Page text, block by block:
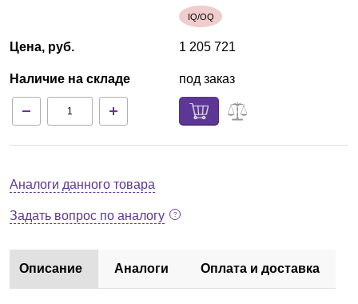
Цена, руб.
Наличие на складе
IQ/OQ
1 205 721
под заказ
Аналоги данного товара
Задать вопрос по аналогу
Описание Аналоги Оплата и доставка